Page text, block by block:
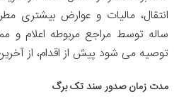
انتقال، مالیات و عوارض بیشتری
ساله توسط مراجع مربوطه اعلام و
توصیه می شود پیش از اقدام، از
مدت زمان صدور سند تک برگ